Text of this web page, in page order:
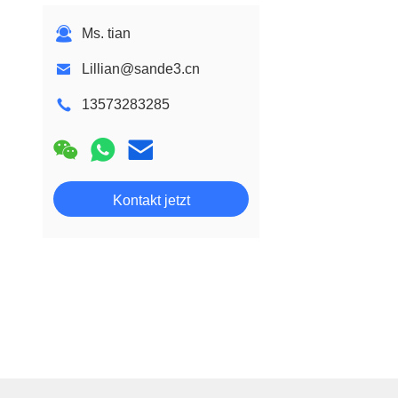
Ms. tian
Lillian@sande3.cn
13573283285
Kontakt jetzt